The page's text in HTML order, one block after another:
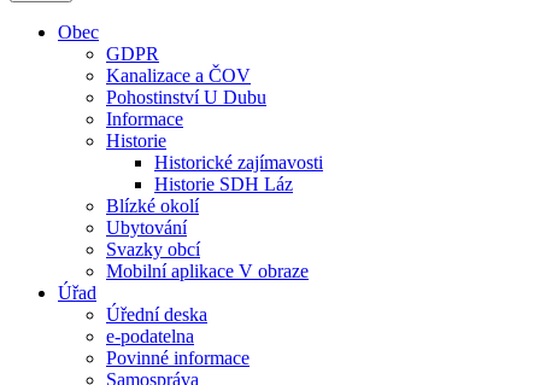
Obec
GDPR
Kanalizace a ČOV
Pohostinství U Dubu
Informace
Historie
Historické zajímavosti
Historie SDH Láz
Blízké okolí
Ubytování
Svazky obcí
Mobilní aplikace V obraze
Úřad
Úřední deska
e-podatelna
Povinné informace
Samospráva